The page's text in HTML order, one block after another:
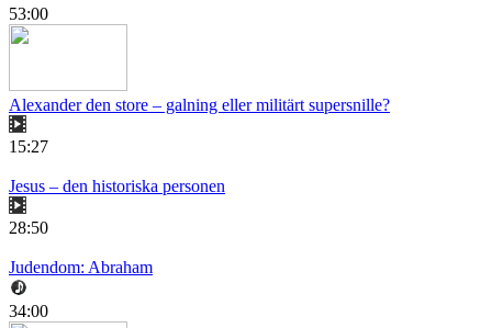
53:00
Alexander den store – galning eller militärt supersnille?
15:27
Jesus – den historiska personen
28:50
Judendom: Abraham
34:00